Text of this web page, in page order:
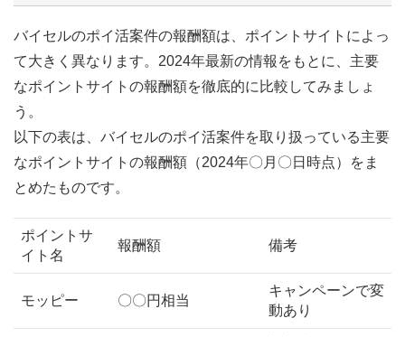
バイセルのポイ活案件の報酬額は、ポイントサイトによっ
て大きく異なります。2024年最新の情報をもとに、主要
なポイントサイトの報酬額を徹底的に比較してみましょ
う。
以下の表は、バイセルのポイ活案件を取り扱っている主要
なポイントサイトの報酬額（2024年〇月〇日時点）をま
とめたものです。
ポイントサ
イト名
報酬額 備考
モッピー 〇〇円相当
キャンペーンで変
動あり